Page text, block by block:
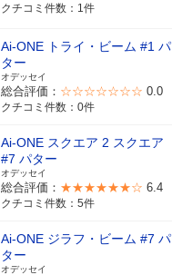
クチコミ件数：1件
Ai-ONE トライ・ビーム #1 パ
ター
オデッセイ
総合評価： ☆☆☆☆☆☆☆ 0.0
クチコミ件数：0件
Ai-ONE スクエア 2 スクエア
#7 パター
オデッセイ
総合評価： ★★★★★★☆ 6.4
クチコミ件数：5件
Ai-ONE ジラフ・ビーム #7 パ
ター
オデッセイ